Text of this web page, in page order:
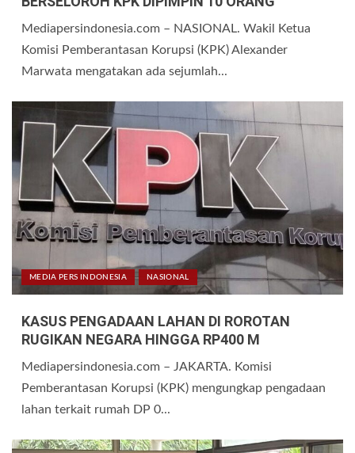
Mediapersindonesia.com – NASIONAL. Wakil Ketua
Komisi Pemberantasan Korupsi (KPK) Alexander
Marwata mengatakan ada sejumlah...
MEDIA PERS INDONESIA NASIONAL
KASUS PENGADAAN LAHAN DI ROROTAN
RUGIKAN NEGARA HINGGA RP400 M
Mediapersindonesia.com – JAKARTA. Komisi
Pemberantasan Korupsi (KPK) mengungkap pengadaan
lahan terkait rumah DP 0...